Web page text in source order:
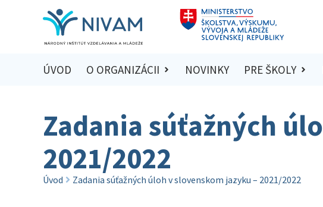
ÚVOD O ORGANIZÁCII NOVINKY PRE ŠKOLY
Zadania súťažných
2021/2022
Úvod Zadania súťažných úloh v slovenskom jazyku – 2021/2022